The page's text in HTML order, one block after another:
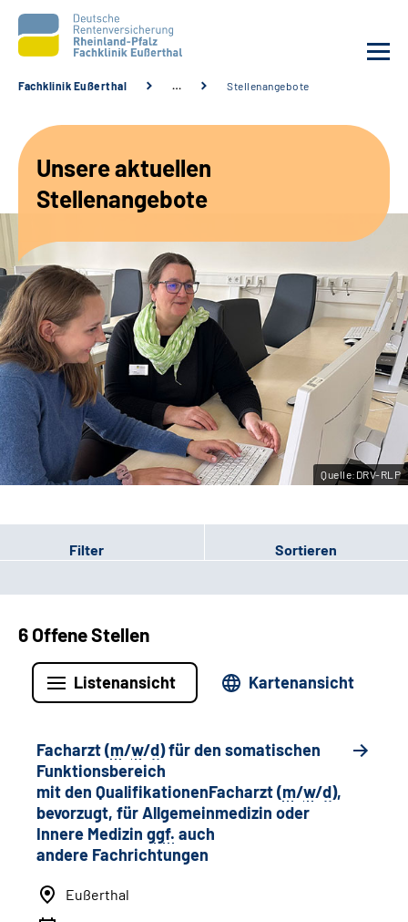
Unsere Angebote
Karriere
Beratungsstellen &
Zuweisende
Suche
Leichte Sprache
Gebärdensprache
Fachklinik Eußerthal … Stellenangebote
Unsere aktuellen
Stellenangebote
Quelle:DRV-RLP
Filter Sortieren
6 Offene Stellen
Listenansicht Kartenansicht
Facharzt (m/w/d) für den somatischen
Funktionsbereich
mit den QualifikationenFacharzt (m/w/d),
bevorzugt, für Allgemeinmedizin oder
Innere Medizin ggf. auch
andere Fachrichtungen
Eußerthal